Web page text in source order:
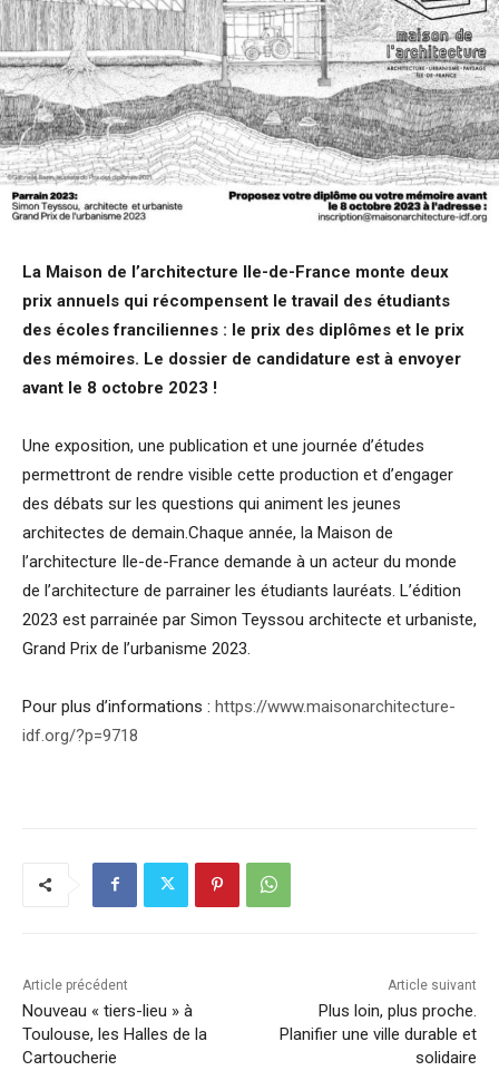
La Maison de l’architecture Ile-de-France monte deux
prix annuels qui récompensent le travail des étudiants
des écoles franciliennes : le prix des diplômes et le prix
des mémoires. Le dossier de candidature est à envoyer
avant le 8 octobre 2023 !
Une exposition, une publication et une journée d’études
permettront de rendre visible cette production et d’engager
des débats sur les questions qui animent les jeunes
architectes de demain.Chaque année, la Maison de
l’architecture Ile-de-France demande à un acteur du monde
de l’architecture de parrainer les étudiants lauréats. L’édition
2023 est parrainée par Simon Teyssou architecte et urbaniste,
Grand Prix de l’urbanisme 2023.
Pour plus d’informations : https://www.maisonarchitecture-
idf.org/?p=9718
Article précédent
Nouveau « tiers-lieu » à
Toulouse, les Halles de la
Cartoucherie
Article suivant
Plus loin, plus proche.
Planifier une ville durable et
solidaire